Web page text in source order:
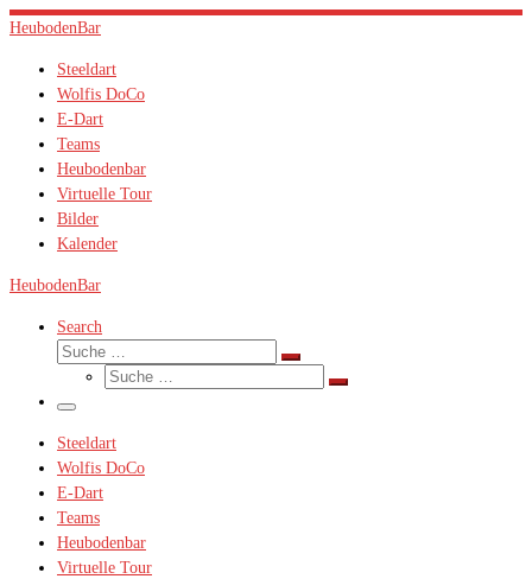
Zum
springen
HeubodenBar
Steeldart
Wolfis DoCo
E-Dart
Teams
Heubodenbar
Virtuelle Tour
Bilder
Kalender
HeubodenBar
Search
Suche
Suche
Suche
Suche
Menü
Steeldart
Wolfis DoCo
E-Dart
Teams
Heubodenbar
Virtuelle Tour